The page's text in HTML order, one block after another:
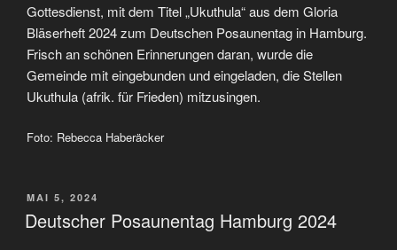
Gottesdienst, mit dem Titel „Ukuthula“ aus dem Gloria
Bläserheft 2024 zum Deutschen Posaunentag in Hamburg.
Frisch an schönen Erinnerungen daran, wurde die
Gemeinde mit eingebunden und eingeladen, die Stellen
Ukuthula (afrik. für Frieden) mitzusingen.
Foto: Rebecca Haberäcker
VERÖFFENTLICHT
AM
MAI 5, 2024
Deutscher Posaunentag Hamburg 2024